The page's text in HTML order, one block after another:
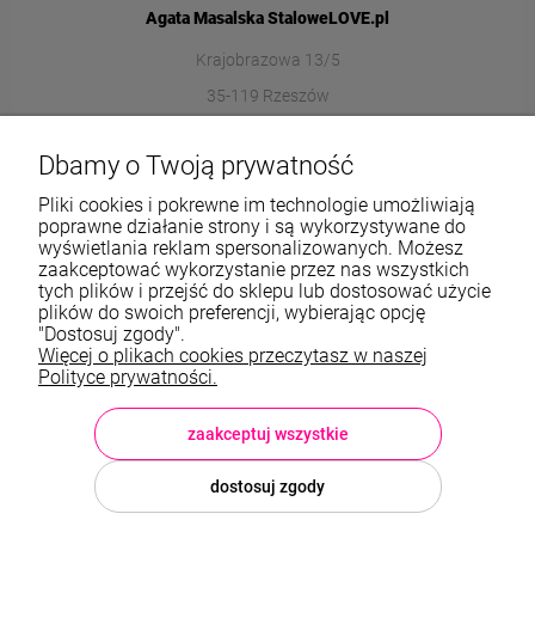
Agata Masalska StaloweLOVE.pl
Krajobrazowa 13/5
35-119 Rzeszów
572989669
Informacje
O nas
TWOJE KONTO
Sklep: StaloweLOVE, Krajobrazowa 13/5, 35-119 Rzeszów, woj.
podkarpackie, NIP: 8133612433, tel.:572 989 669
sklep@stalowelove.com.pl
Dbamy o Twoją prywatność
Pliki cookies i pokrewne im technologie umożliwiają
poprawne działanie strony i są wykorzystywane do
wyświetlania reklam spersonalizowanych. Możesz
zaakceptować wykorzystanie przez nas wszystkich
tych plików i przejść do sklepu lub dostosować użycie
plików do swoich preferencji, wybierając opcję
"Dostosuj zgody".
Więcej o plikach cookies przeczytasz w naszej
Polityce prywatności.
dostosuj zgody
zaakceptuj wszystkie